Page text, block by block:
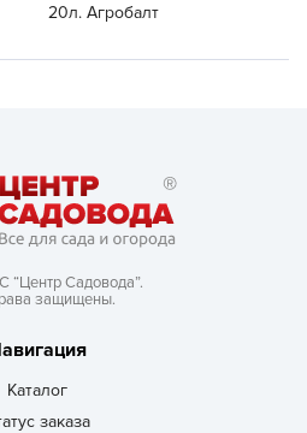
20л. Агробалт
“Центр Садовода”.
защищены.
Каталог
заказа